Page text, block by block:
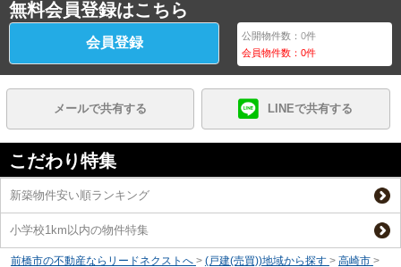
無料会員登録はこちら
会員登録 公開物件数：0件
会員物件数：0件
メールで共有する LINEで共有する
こだわり特集
新築物件安い順ランキング
小学校1km以内の物件特集
前橋市の不動産ならリードネクストへ > (戸建(売買))地域から探す > 高崎市 >